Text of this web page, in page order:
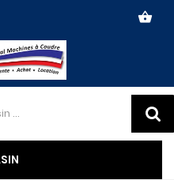
shopping_basket